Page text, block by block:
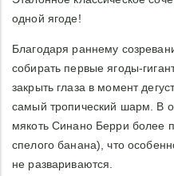
одной ягоде!
Благодаря раннему
собирать первые ягоды-
закрыть глаза в момент
самый тропический шарм. В
мякоть Синано Берри более
спелого банана), что
не развариваются.